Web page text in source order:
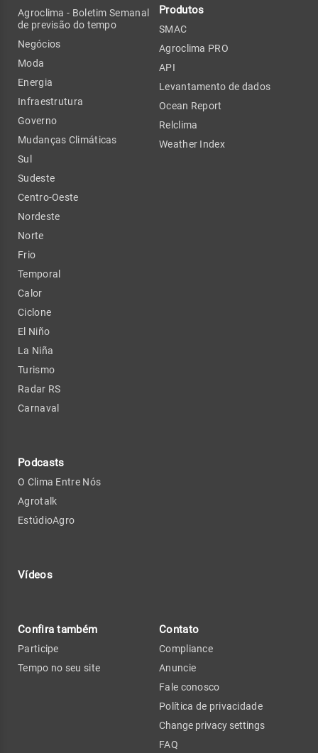
Agroclima - Boletim Semanal
de previsão do tempo
Negócios
Moda
Energia
Infraestrutura
Governo
Mudanças Climáticas
Sul
Sudeste
Centro-Oeste
Nordeste
Norte
Frio
Temporal
Calor
Ciclone
El Niño
La Niña
Turismo
Radar RS
Carnaval
Podcasts
O Clima Entre Nós
Agrotalk
EstúdioAgro
Vídeos
Produtos
SMAC
Agroclima PRO
API
Levantamento de dados
Ocean Report
Relclima
Weather Index
Confira também
Participe
Tempo no seu site
Contato
Compliance
Anuncie
Fale conosco
Política de privacidade
Change privacy settings
FAQ